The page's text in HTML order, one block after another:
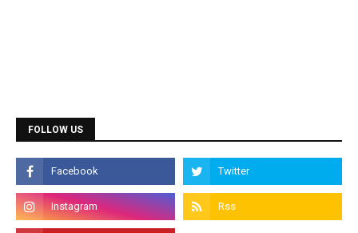
DCA, DTP, Tally, Web Designing etc.
Programming Courses
Admission is going on for Programming Languages
like C, C++, Java, .Net, PHP, Python etc.
FOLLOW US